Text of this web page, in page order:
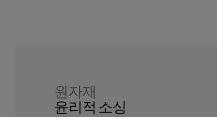
원자재
윤리적 소싱